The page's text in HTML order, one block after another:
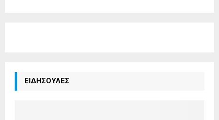
ΕΙΔΗΣΟΥΛΕΣ